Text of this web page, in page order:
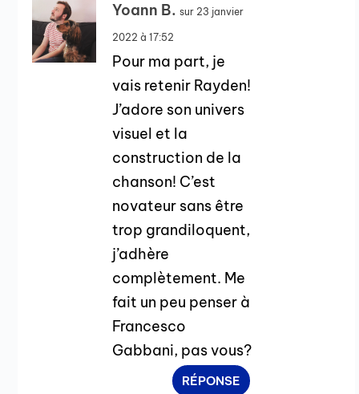
Yoann B. sur 23 janvier
2022 à 17:52
Pour ma part, je
vais retenir Rayden!
J’adore son univers
visuel et la
construction de la
chanson! C’est
novateur sans être
trop grandiloquent,
j’adhère
complètement. Me
fait un peu penser à
Francesco
Gabbani, pas vous?
RÉPONSE